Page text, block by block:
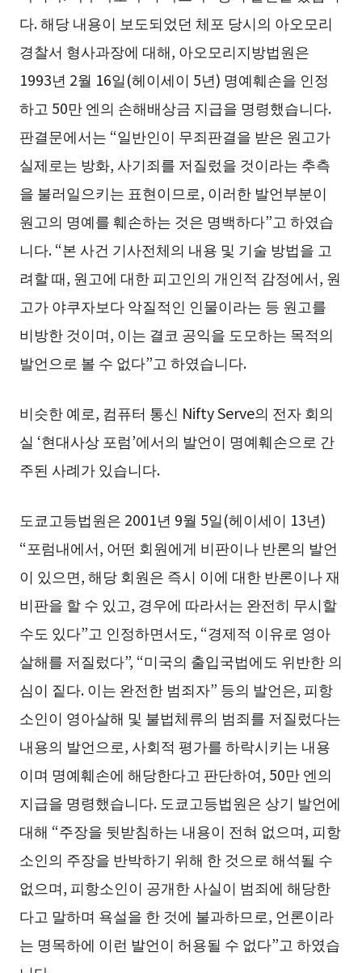
다. 해당 내용이 보도되었던 체포 당시의 아오모리
경찰서 형사과장에 대해, 아오모리지방법원은
1993년 2월 16일(헤이세이 5년) 명예훼손을 인정
하고 50만 엔의 손해배상금 지급을 명령했습니다.
판결문에서는 “일반인이 무죄판결을 받은 원고가
실제로는 방화, 사기죄를 저질렀을 것이라는 추측
을 불러일으키는 표현이므로, 이러한 발언부분이
원고의 명예를 훼손하는 것은 명백하다”고 하였습
니다. “본 사건 기사전체의 내용 및 기술 방법을 고
려할 때, 원고에 대한 피고인의 개인적 감정에서, 원
고가 야쿠자보다 악질적인 인물이라는 등 원고를
비방한 것이며, 이는 결코 공익을 도모하는 목적의
발언으로 볼 수 없다”고 하였습니다.
비슷한 예로, 컴퓨터 통신 Nifty Serve의 전자 회의
실 ‘현대사상 포럼’에서의 발언이 명예훼손으로 간
주된 사례가 있습니다.
도쿄고등법원은 2001년 9월 5일(헤이세이 13년)
“포럼내에서, 어떤 회원에게 비판이나 반론의 발언
이 있으면, 해당 회원은 즉시 이에 대한 반론이나 재
비판을 할 수 있고, 경우에 따라서는 완전히 무시할
수도 있다”고 인정하면서도, “경제적 이유로 영아
살해를 저질렀다”, “미국의 출입국법에도 위반한 의
심이 짙다. 이는 완전한 범죄자” 등의 발언은, 피항
소인이 영아살해 및 불법체류의 범죄를 저질렀다는
내용의 발언으로, 사회적 평가를 하락시키는 내용
이며 명예훼손에 해당한다고 판단하여, 50만 엔의
지급을 명령했습니다. 도쿄고등법원은 상기 발언에
대해 “주장을 뒷받침하는 내용이 전혀 없으며, 피항
소인의 주장을 반박하기 위해 한 것으로 해석될 수
없으며, 피항소인이 공개한 사실이 범죄에 해당한
다고 말하며 욕설을 한 것에 불과하므로, 언론이라
는 명목하에 이런 발언이 허용될 수 없다”고 하였습